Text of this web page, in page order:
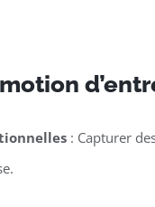
: Capturer